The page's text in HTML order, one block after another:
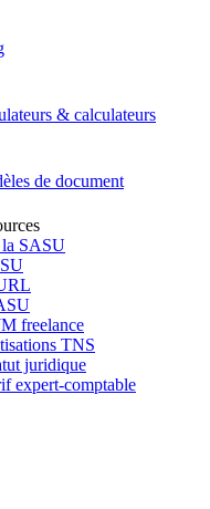
& calculateurs
de document
la SASU
freelance
TNS
juridique
expert-comptable